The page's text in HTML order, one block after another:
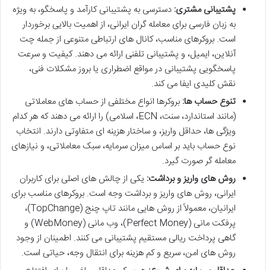
پشتیبانی مشتری: دسترسی به پشتیبانی کارآمد و پاسخگو، به ویژه
به زبان فارسی برای معامله گران ایرانی، از اهمیت بالایی برخوردار
است. بروکرهای مناسب، کانال های ارتباطی متنوعی از جمله چت
آنلاین، ایمیل، و پشتیبانی تلفنی ارائه می دهند. کیفیت و سرعت
پاسخگویی پشتیبانی در مواقع اضطراری یا بروز مشکلات فنی،
نقش کلیدی ایفا می کند.
تنوع حساب ها: بروکرها انواع مختلفی از حساب های معاملاتی
(مانند استاندارد، سنت، ECN، اسلامی) را ارائه می دهند که هر کدام
ویژگی ها، حداقل واریز، و ساختار هزینه ای متفاوتی دارند. انتخاب
نوع حساب باید بر اساس میزان سرمایه، سبک معاملاتی، و نیازهای
معامله گر صورت گیرد.
روش های واریز و برداشت: یکی از چالش های اصلی برای کاربران
ایرانی، روش های واریز و برداشت وجه است. بروکرهای مناسب برای
ایرانیان، معمولاً از روش هایی مانند تاپ چنج (TopChange)،
پرفکت مانی (Perfect Money)، وب مانی (WebMoney) و
گاهی پرداخت ریالی مستقیم پشتیبانی می کنند. اطمینان از وجود
روش های امن، سریع و کم هزینه برای انتقال وجه، حیاتی است.